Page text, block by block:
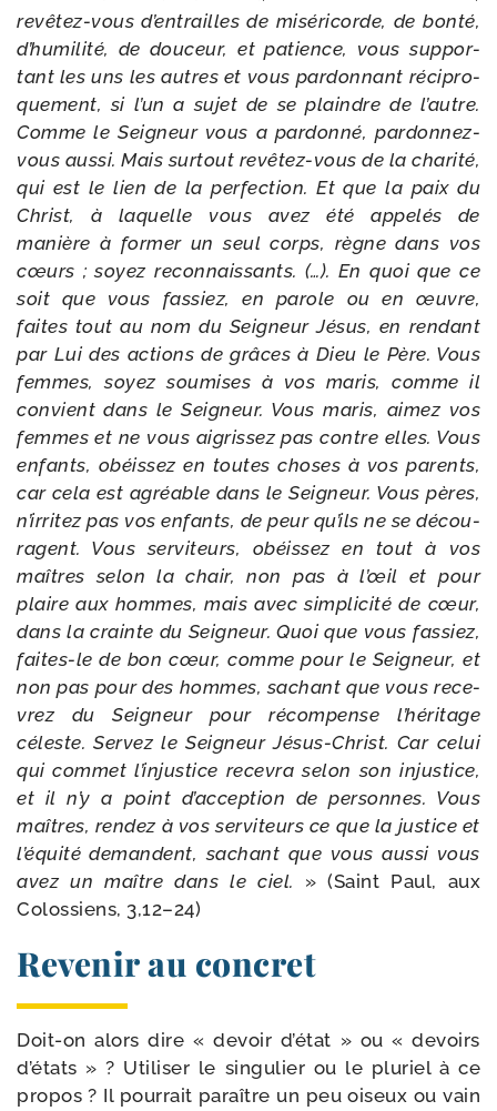
revêtez-​vous d’en­trailles de misé­ri­corde, de bon­té,
d’hu­mi­li­té, de dou­ceur, et patience, vous sup­por­
tant les uns les autres et vous par­don­nant réci­pro­
que­ment, si l’un a sujet de se plaindre de l’autre.
Comme le Seigneur vous a par­don­né, pardonnez-​
vous aus­si. Mais sur­tout revêtez-​vous de la cha­ri­té,
qui est le lien de la per­fec­tion. Et que la paix du
Christ, à laquelle vous avez été appe­lés de
manière à for­mer un seul corps, règne dans vos
cœurs ; soyez recon­nais­sants. (…). En quoi que ce
soit que vous fas­siez, en parole ou en œuvre,
faites tout au nom du Seigneur Jésus, en ren­dant
par Lui des actions de grâces à Dieu le Père. Vous
femmes, soyez sou­mises à vos maris, comme il
convient dans le Seigneur. Vous maris, aimez vos
femmes et ne vous aigris­sez pas contre elles. Vous
enfants, obéis­sez en toutes choses à vos parents,
car cela est agréable dans le Seigneur. Vous pères,
n’ir­ri­tez pas vos enfants, de peur qu’ils ne se décou­
ragent. Vous ser­vi­teurs, obéis­sez en tout à vos
maîtres selon la chair, non pas à l’œil et pour
plaire aux hommes, mais avec sim­pli­ci­té de cœur,
dans la crainte du Seigneur. Quoi que vous fas­siez,
faites-​le de bon cœur, comme pour le Seigneur, et
non pas pour des hommes, sachant que vous rece­
vrez du Seigneur pour récom­pense l’hé­ri­tage
céleste. Servez le Seigneur Jésus-​Christ. Car celui
qui com­met l’in­jus­tice rece­vra selon son injus­tice,
et il n’y a point d’ac­cep­tion de per­sonnes. Vous
maîtres, ren­dez à vos ser­vi­teurs ce que la jus­tice et
l’é­qui­té demandent, sachant que vous aus­si vous
avez un maître dans le ciel. » (Saint Paul, aux
Colossiens, 3,12–24)
Revenir au concret
Doit-​on alors dire « devoir d’é­tat » ou « devoirs
d’é­tats » ? Utiliser le sin­gu­lier ou le plu­riel à ce
pro­pos ? Il pour­rait paraître un peu oiseux ou vain